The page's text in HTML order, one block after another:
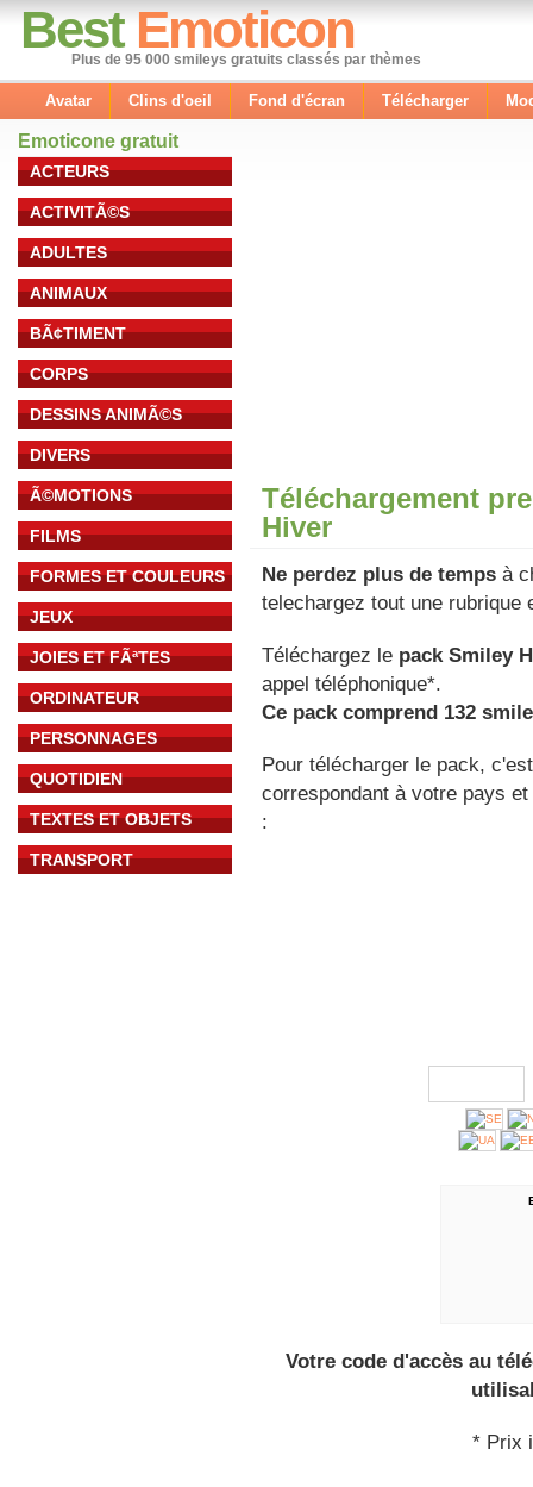
Best Emoticon
Plus de 95 000 smileys gratuits classés par thèmes
Avatar Clins d'oeil Fond d'écran Télécharger
Emoticone gratuit
ACTEURS
ACTIVITÃ©S
ADULTES
ANIMAUX
BÃ¢TIMENT
CORPS
DESSINS ANIMÃ©S
DIVERS
Ã©MOTIONS
FILMS
FORMES ET COULEURS
JEUX
JOIES ET FÃªTES
ORDINATEUR
PERSONNAGES
QUOTIDIEN
TEXTES ET OBJETS
TRANSPORT
Téléchargement
Hiver
Ne perdez plus de temps à
telechargez tout une rubrique
Téléchargez le pack Smiley
appel téléphonique*.
Ce pack comprend 132
Pour télécharger le pack,
correspondant à votre pays
:
Votre code d'accès au
* Prix